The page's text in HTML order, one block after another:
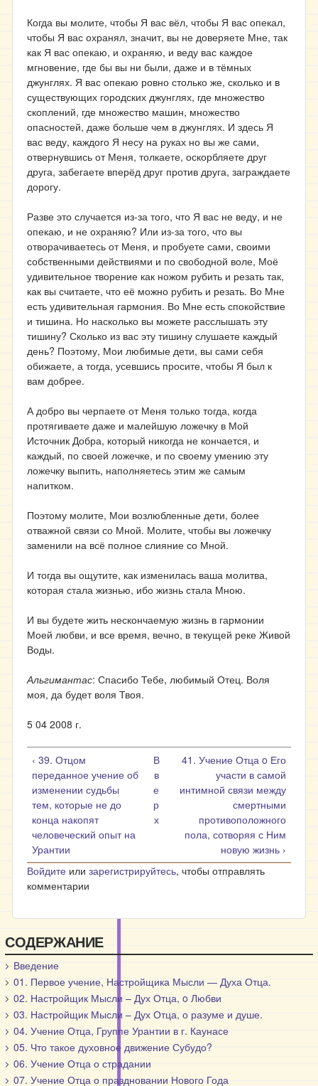
Когда вы молите, чтобы Я вас вёл, чтобы Я вас опекал,
чтобы Я вас охранял, значит, вы не доверяете Мне, так
как Я вас опекаю, и охраняю, и веду вас каждое
мгновение, где бы вы ни были, даже и в тёмных
джунглях. Я вас опекаю ровно столько же, сколько и в
существующих городских джунглях, где множество
скоплений, где множество машин, множество
опасностей, даже больше чем в джунглях. И здесь Я
вас веду, каждого Я несу на руках но вы же сами,
отвернувшись от Меня, толкаете, оскорбляете друг
друга, забегаете вперёд друг против друга, заграждаете
дорогу.
Разве это случается из-за того, что Я вас не веду, и не
опекаю, и не охраняю? Или из-за того, что вы
отворачиваетесь от Меня, и пробуете сами, своими
собственными действиями и по свободной воле, Моё
удивительное творение как ножом рубить и резать так,
как вы считаете, что её можно рубить и резать. Во Мне
есть удивительная гармония. Во Мне есть спокойствие
и тишина. Но насколько вы можете расслышать эту
тишину? Сколько из вас эту тишину слушаете каждый
день? Поэтому, Мои любимые дети, вы сами себя
обижаете, а тогда, усевшись просите, чтобы Я был к
вам добрее.
А добро вы черпаете от Меня только тогда, когда
протягиваете даже и малейшую ложечку в Мой
Источник Добра, который никогда не кончается, и
каждый, по своей ложечке, и по своему умению эту
ложечку выпить, наполняетесь этим же самым
напитком.
Поэтому молите, Мои возлюбленные дети, более
отважной связи со Мной. Молите, чтобы вы ложечку
заменили на всё полное слияние со Мной.
И тогда вы ощутите, как изменилась ваша молитва,
которая стала жизнью, ибо жизнь стала Мною.
И вы будете жить нескончаемую жизнь в гармонии
Моей любви, и все время, вечно, в текущей реке Живой
Воды.
Альгимантас: Спасибо Тебе, любимый Отец. Воля
моя, да будет воля Твоя.
5 04 2008 г.
‹ 39. Отцом
переданное учение об
изменении судьбы
тем, которые не до
конца накопят
человеческий опыт на
Урантии
В
в
е
р
х
41. Учение Отца o Его
участи в самой
интимной связи между
смертными
противоположного
пола, сотворяя с Ним
новую жизнь ›
Войдите или зарегистрируйтесь, чтобы отправлять
комментарии
СОДЕРЖАНИЕ
Введение
01. Первое учение, Настройщика Мысли — Духа Отца.
02. Настройщик Мысли – Дух Отца, o Любви
03. Настройщик Мысли – Дух Отца, о разуме и душе.
04. Учение Отца, Группе Урантии в г. Каунасе
05. Что такое духовное движение Субудо?
06. Учение Отца о страдании
07. Учение Отца о праздновании Нового Года